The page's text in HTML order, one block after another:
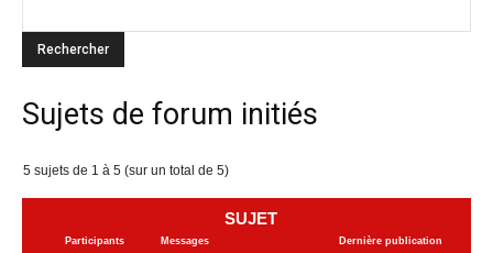
Sujets de forum initiés
5 sujets de 1 à 5 (sur un total de 5)
SUJET
Participants Messages Dernière publication